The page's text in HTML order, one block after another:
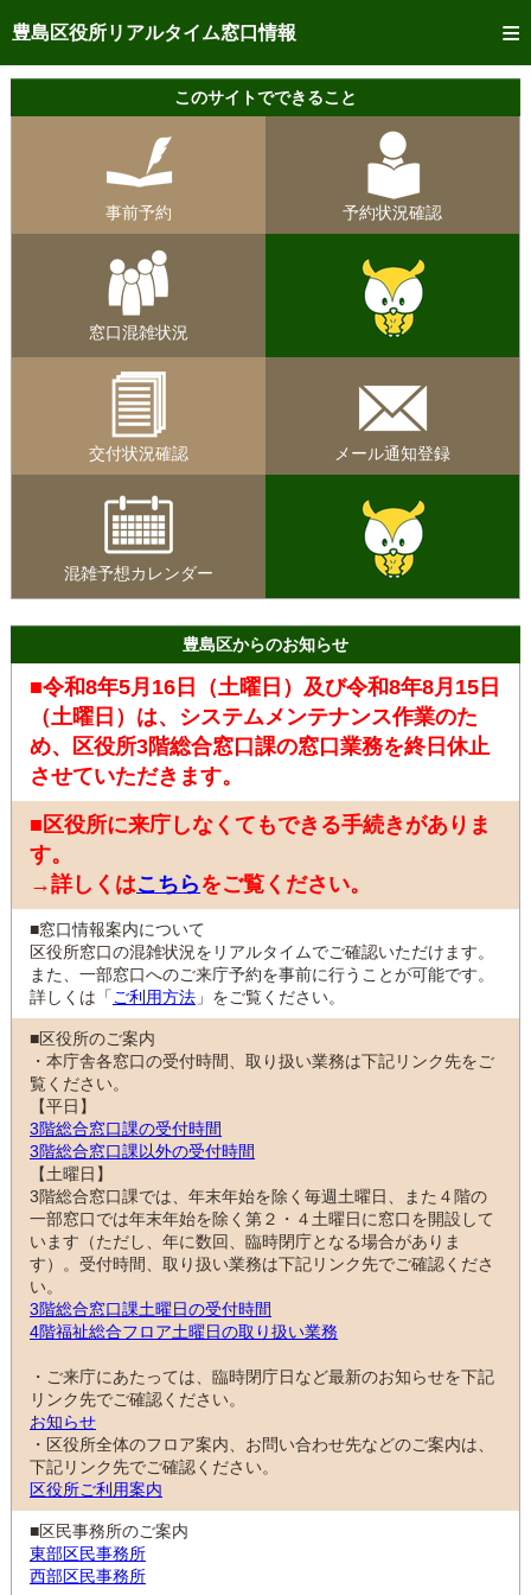
豊島区役所リアルタイム窓口情報
トップページへ
ご利用方法
予約状況確認
リアルタイム
混雑予想カレンダー
このサイトでできること
事前予約 予約状況確認
窓口混雑状況
交付状況確認 メール通知登録
混雑予想カレンダー
豊島区からのお知らせ
■令和8年5月16日（土曜日）及び令和8年8月15日
（土曜日）は、システムメンテナンス作業のた
め、区役所3階総合窓口課の窓口業務を終日休止
させていただきます。
■区役所に来庁しなくてもできる手続きがありま
す。
→詳しくはこちらをご覧ください。
■窓口情報案内について
区役所窓口の混雑状況をリアルタイムでご確認いただけます。
また、一部窓口へのご来庁予約を事前に行うことが可能です。
詳しくは「 ご利用方法 」をご覧ください。
■区役所のご案内
・本庁舎各窓口の受付時間、取り扱い業務は下記リンク先をご
覧ください。
【平日】
3階総合窓口課の受付時間
3階総合窓口課以外の受付時間
【土曜日】
3階総合窓口課では、年末年始を除く毎週土曜日、また４階の
一部窓口では年末年始を除く第２・４土曜日に窓口を開設して
います（ただし、年に数回、臨時閉庁となる場合がありま
す）。受付時間、取り扱い業務は下記リンク先でご確認くださ
い。
3階総合窓口課土曜日の受付時間
4階福祉総合フロア土曜日の取り扱い業務
・ご来庁にあたっては、臨時閉庁日など最新のお知らせを下記
リンク先でご確認ください。
お知らせ
・区役所全体のフロア案内、お問い合わせ先などのご案内は、
下記リンク先でご確認ください。
区役所ご利用案内
■区民事務所のご案内
東部区民事務所
西部区民事務所